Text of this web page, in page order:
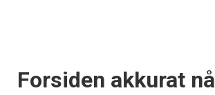
Forsiden akkurat nå